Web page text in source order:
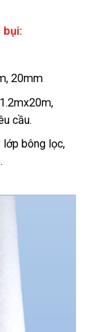
bụi:
20mm
cầu.
lớp bông lọc,